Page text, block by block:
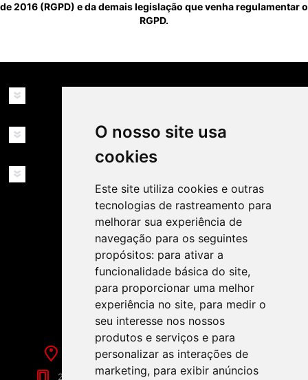
O nosso site usa
cookies
Este site utiliza cookies e outras
tecnologias de rastreamento para
melhorar sua experiência de
navegação para os seguintes
propósitos: para ativar a
funcionalidade básica do site,
para proporcionar uma melhor
experiência no site, para medir o
seu interesse nos nossos
produtos e serviços e para
personalizar as interações de
marketing, para exibir anúncios
de 2016 (RGPD) e da demais legislação que venha regulamentar o
RGPD.
MINHA CONTA
SIGA-NOS NAS REDES SOCIAIS!
Rua de Évora, 70-C - Reguengos de Monsaraz
266 040 688 (Chamada para a Rede Fixa Nacional)